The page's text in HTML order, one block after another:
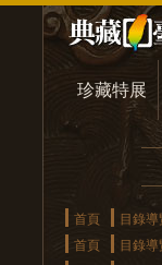
珍藏特展
首頁 目錄導
首頁
目錄導